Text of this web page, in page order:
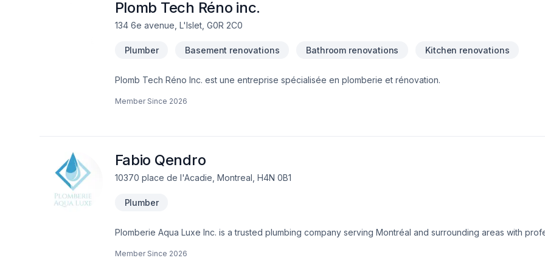
Plomb Tech Réno inc.
134 6e avenue, L'Islet, G0R 2C0
Plumber Basement renovations Bathroom renovations Kitchen renovations
Plomb Tech Réno Inc. est une entreprise spécialisée en plomberie et rénovation.
Member Since 2026
Fabio Qendro
10370 place de l'Acadie, Montreal, H4N 0B1
Plumber
Plomberie Aqua Luxe Inc. is a trusted plumbing company serving Montréal and surrounding areas with
craftsmanship and customer satisfaction, the company delivers everything from emergency plumbing and
Member Since 2026